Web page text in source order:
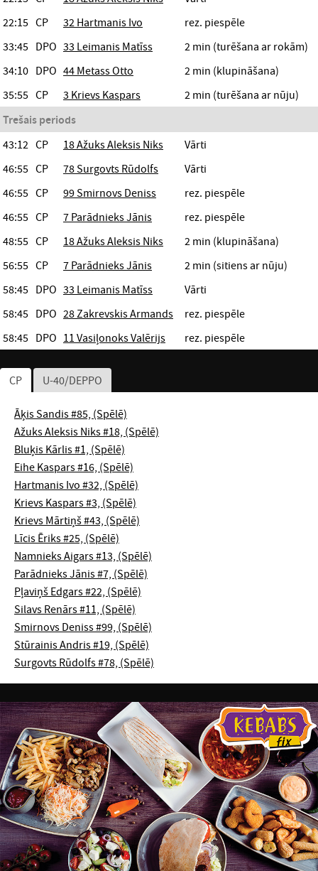
22:15 CP 32 Hartmanis Ivo
rez. piespēle
33:45 DPO 33 Leimanis Matīss
2 min (turēšana ar rokām)
34:10 DPO 44 Metass Otto
2 min (klupināšana)
35:55 CP 3 Krievs Kaspars
2 min (turēšana ar nūju)
Trešais periods
43:12 CP 18 Ažuks Aleksis Niks
Vārti
46:55 CP 78 Surgovts Rūdolfs
Vārti
46:55 CP 99 Smirnovs Deniss
rez. piespēle
46:55 CP 7 Parādnieks Jānis
rez. piespēle
48:55 CP 18 Ažuks Aleksis Niks
2 min (klupināšana)
56:55 CP 7 Parādnieks Jānis
2 min (sitiens ar nūju)
58:45 DPO 33 Leimanis Matīss
Vārti
58:45 DPO 28 Zakrevskis Armands
rez. piespēle
58:45 DPO 11 Vasiļonoks Valērijs rez. piespēle
CP U-40/DEPPO
Āķis Sandis #85, (Spēlē)
Ažuks Aleksis Niks #18, (Spēlē)
Bluķis Kārlis #1, (Spēlē)
Eihe Kaspars #16, (Spēlē)
Hartmanis Ivo #32, (Spēlē)
Krievs Kaspars #3, (Spēlē)
Krievs Mārtiņš #43, (Spēlē)
Līcis Ēriks #25, (Spēlē)
Namnieks Aigars #13, (Spēlē)
Parādnieks Jānis #7, (Spēlē)
Pļaviņš Edgars #22, (Spēlē)
Silavs Renārs #11, (Spēlē)
Smirnovs Deniss #99, (Spēlē)
Stūrainis Andris #19, (Spēlē)
Surgovts Rūdolfs #78, (Spēlē)